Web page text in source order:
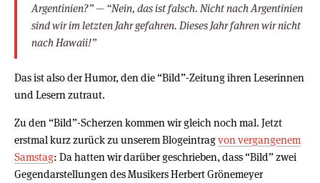
Argentinien?” — “Nein, das ist falsch. Nicht nach Argentinien
sind wir im letzten Jahr gefahren. Dieses Jahr fahren wir nicht
nach Hawaii!”
Das ist also der Humor, den die “Bild”-Zeitung ihren Leserinnen
und Lesern zutraut.
Zu den “Bild”-Scherzen kommen wir gleich noch mal. Jetzt
erstmal kurz zurück zu unserem Blogeintragvon vergangenem
Samstag: Da hatten wir darüber geschrieben, dass “Bild” zwei
Gegendarstellungen des Musikers Herbert Grönemeyer